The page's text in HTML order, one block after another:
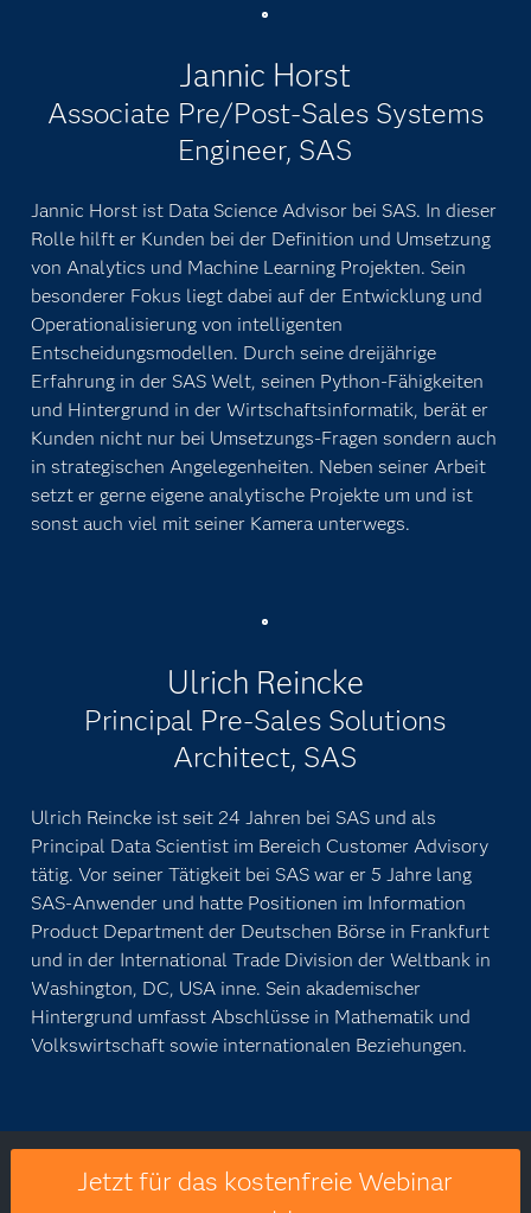
Jannic Horst
Jannic Horst ist Data Science Advisor bei SAS. In dieser
Rolle hilft er Kunden bei der Definition und Umsetzung
von Analytics und Machine Learning Projekten. Sein
besonderer Fokus liegt dabei auf der Entwicklung und
Operationalisierung von intelligenten
Entscheidungsmodellen. Durch seine dreijährige
Erfahrung in der SAS Welt, seinen Python-Fähigkeiten
und Hintergrund in der Wirtschaftsinformatik, berät er
Kunden nicht nur bei Umsetzungs-Fragen sondern auch
in strategischen Angelegenheiten. Neben seiner Arbeit
setzt er gerne eigene analytische Projekte um und ist
sonst auch viel mit seiner Kamera unterwegs.
Ulrich Reincke
Principal Pre-Sales Solutions